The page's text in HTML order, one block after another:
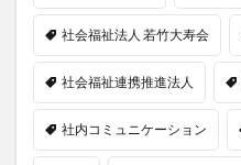
社会福祉法人 若竹大寿会
社会福祉連携推進法人
社内コミュニケーション